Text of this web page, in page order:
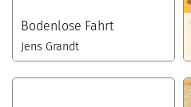
Bodenlose Fahrt
Jens Grandt